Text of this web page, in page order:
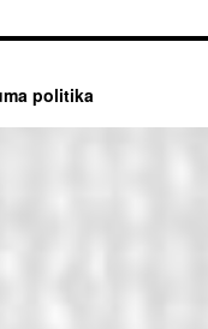
politika